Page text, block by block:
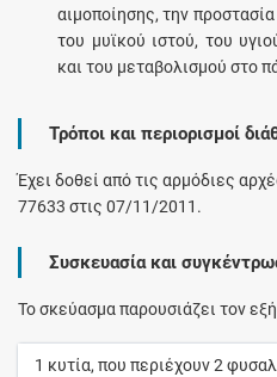
αιμοποίησης, την
του μυϊκού ιστού, του
και του μεταβολισμού στο
Τρόποι και περιορισμοί
Έχει δοθεί από τις αρμόδιες
77633 στις 07/11/2011.
Συσκευασία και
Το σκεύασμα παρουσιάζει τον
1 κυτία, που περιέχουν2